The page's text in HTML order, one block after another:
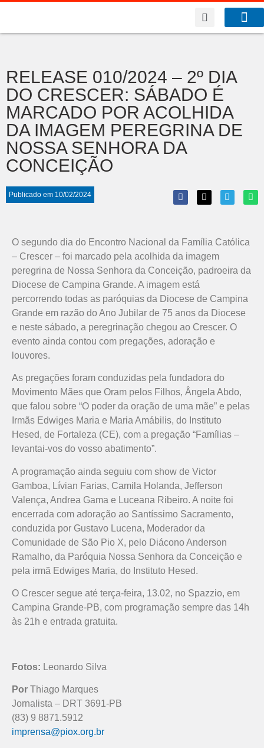
RELEASE 010/2024 – 2º DIA
DO CRESCER: SÁBADO É
MARCADO POR ACOLHIDA
DA IMAGEM PEREGRINA DE
NOSSA SENHORA DA
CONCEIÇÃO
Publicado em 10/02/2024
O segundo dia do Encontro Nacional da Família Católica
– Crescer – foi marcado pela acolhida da imagem
peregrina de Nossa Senhora da Conceição, padroeira da
Diocese de Campina Grande. A imagem está
percorrendo todas as paróquias da Diocese de Campina
Grande em razão do Ano Jubilar de 75 anos da Diocese
e neste sábado, a peregrinação chegou ao Crescer. O
evento ainda contou com pregações, adoração e
louvores.
As pregações foram conduzidas pela fundadora do
Movimento Mães que Oram pelos Filhos, Ângela Abdo,
que falou sobre “O poder da oração de uma mãe” e pelas
Irmãs Edwiges Maria e Maria Amábilis, do Instituto
Hesed, de Fortaleza (CE), com a pregação “Famílias –
levantai-vos do vosso abatimento”.
A programação ainda seguiu com show de Victor
Gamboa, Lívian Farias, Camila Holanda, Jefferson
Valença, Andrea Gama e Luceana Ribeiro. A noite foi
encerrada com adoração ao Santíssimo Sacramento,
conduzida por Gustavo Lucena, Moderador da
Comunidade de São Pio X, pelo Diácono Anderson
Ramalho, da Paróquia Nossa Senhora da Conceição e
pela irmã Edwiges Maria, do Instituto Hesed.
O Crescer segue até terça-feira, 13.02, no Spazzio, em
Campina Grande-PB, com programação sempre das 14h
às 21h e entrada gratuita.
Fotos: Leonardo Silva
Por Thiago Marques
Jornalista – DRT 3691-PB
(83) 9 8871.5912
imprensa@piox.org.br